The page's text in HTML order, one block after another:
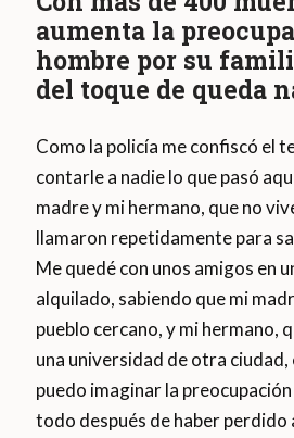
aumenta la
hombre por su
del toque de queda
Como la policía me confiscó el
contarle a nadie lo que pasó
madre y mi hermano, que no
llamaron repetidamente para
Me quedé con unos amigos en
alquilado, sabiendo que mi
pueblo cercano, y mi hermano,
una universidad de otra ciudad,
puedo imaginar la
todo después de haber perdido